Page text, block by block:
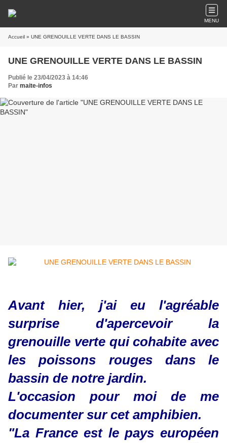
MENU
Accueil » UNE GRENOUILLE VERTE DANS LE BASSIN
UNE GRENOUILLE VERTE DANS LE BASSIN
Publié le 23/04/2023 à 14:46
Par maite-infos
Avant hier, j'ai eu l'agréable
surprise d'apercevoir la
grenouille verte qui cohabite avec
les poissons rouges dans le
bassin de notre jardin.
L'occasion pour moi de me
documenter sur cet amphibien.
"La France est le pays européen